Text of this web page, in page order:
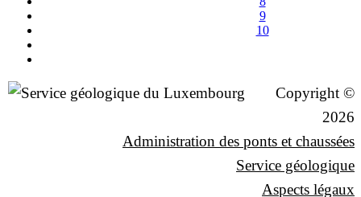
9
10
Copyright ©
2026
Administration des ponts et chaussées
Service géologique
Aspects légaux